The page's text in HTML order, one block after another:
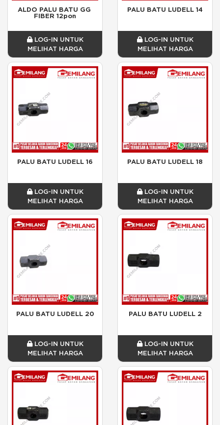
ALDO PALU BATU GG
FIBER 12pon
LOG-IN UNTUK
MELIHAT HARGA
PALU BATU LUDELL 14
LOG-IN UNTUK
MELIHAT HARGA
PALU BATU LUDELL 16
LOG-IN UNTUK
MELIHAT HARGA
PALU BATU LUDELL 18
LOG-IN UNTUK
MELIHAT HARGA
PALU BATU LUDELL 20
LOG-IN UNTUK
MELIHAT HARGA
PALU BATU LUDELL 2
LOG-IN UNTUK
MELIHAT HARGA